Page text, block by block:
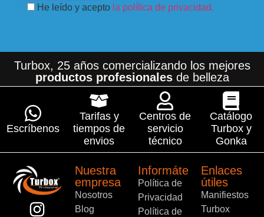
He leído y acepto la política de privacidad.
Turbox, 25 años comercializando los mejores
productos profesionalesde belleza
Escríbenos
Tarifas y
tiempos de
envios
Centros de
servicio
técnico
Catálogo
Turbox y
Gonka
Nuestra
empresa
Nosotros
Blog
Informáte
Política de
Privacidad
Política de
Enlaces
útiles
Manifiestos
Turbox